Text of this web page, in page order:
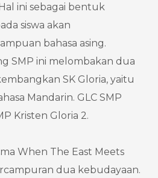
ini sebagai bentuk
siswa akan
bahasa asing.
SMP ini melombakan dua
SK Gloria, yaitu
Mandarin. GLC SMP
Kristen Gloria 2.
When The East Meets
dua kebudayaan.